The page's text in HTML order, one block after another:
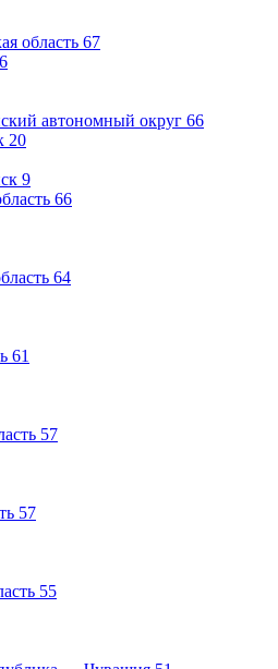
область 67
автономный округ 66
20
9
66
64
61
57
57
55